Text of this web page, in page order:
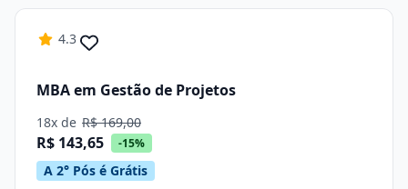
4.3
MBA em Gestão de Projetos
18x de R$ 169,00
R$ 143,65 -15%
A 2° Pós é Grátis